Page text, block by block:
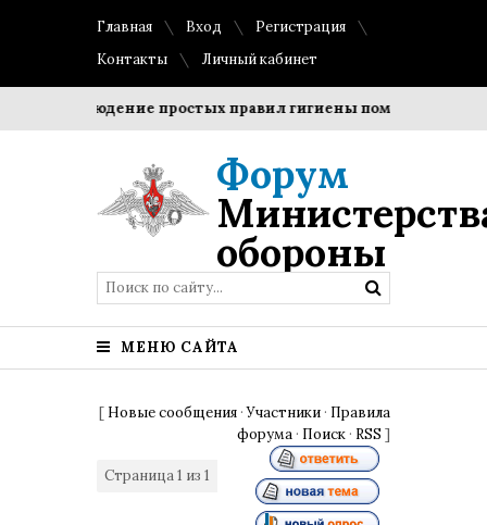
Главная Вход
Регистрация
Контакты
Личный кабинет
Соблюдение простых правил гигиены помогает
Форум
обороны
МЕНЮ САЙТА
[ Новые сообщения ·Участники · Правила
форума · Поиск · RSS ]
Страница1 из 1